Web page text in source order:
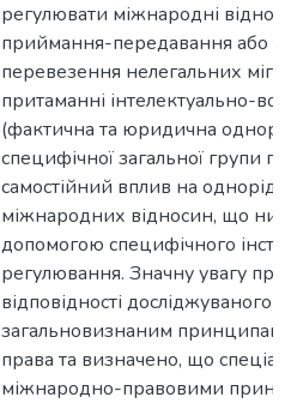
регулювати міжнародні
приймання-передавання або
перевезення нелегальних
притаманні інтелектуально-
(фактична та юридична
специфічної загальної групи
самостійний вплив на
міжнародних відносин, що
допомогою специфічного
регулювання. Значну увагу
відповідності досліджуваного
загальновизнаним принципам
права та визначено, що
міжнародно-правовими